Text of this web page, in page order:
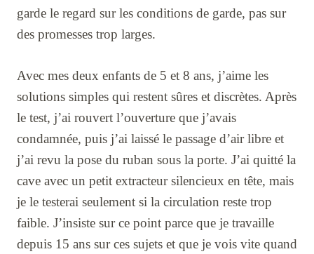
garde le regard sur les conditions de garde, pas sur
des promesses trop larges.
Avec mes deux enfants de 5 et 8 ans, j’aime les
solutions simples qui restent sûres et discrètes. Après
le test, j’ai rouvert l’ouverture que j’avais
condamnée, puis j’ai laissé le passage d’air libre et
j’ai revu la pose du ruban sous la porte. J’ai quitté la
cave avec un petit extracteur silencieux en tête, mais
je le testerai seulement si la circulation reste trop
faible. J’insiste sur ce point parce que je travaille
depuis 15 ans sur ces sujets et que je vois vite quand